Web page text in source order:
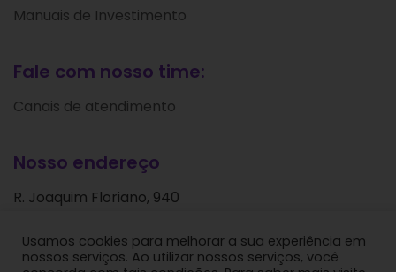
Manuais de Investimento
Fale com nosso time:
Canais de atendimento
Nosso endereço
R. Joaquim Floriano, 940
São Paulo - SP
CEP: 04534-004
Usamos cookies para melhorar a sua experiência em
nossos serviços. Ao utilizar nossos serviços, você